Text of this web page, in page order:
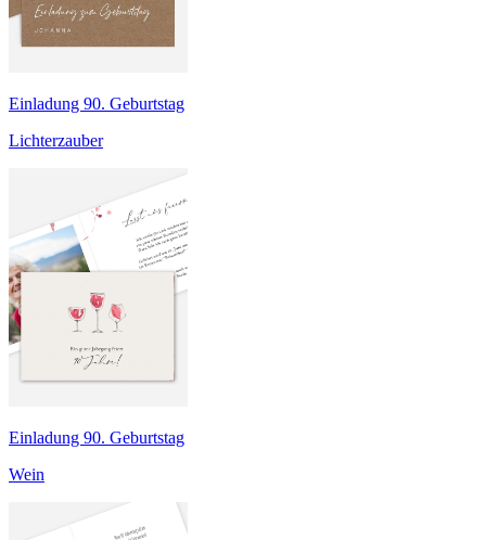
Einladung 90. Geburtstag
Lichterzauber
Einladung 90. Geburtstag
Wein